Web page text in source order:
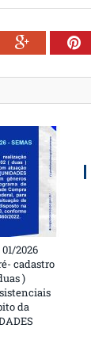
2026
cadastro
)
da